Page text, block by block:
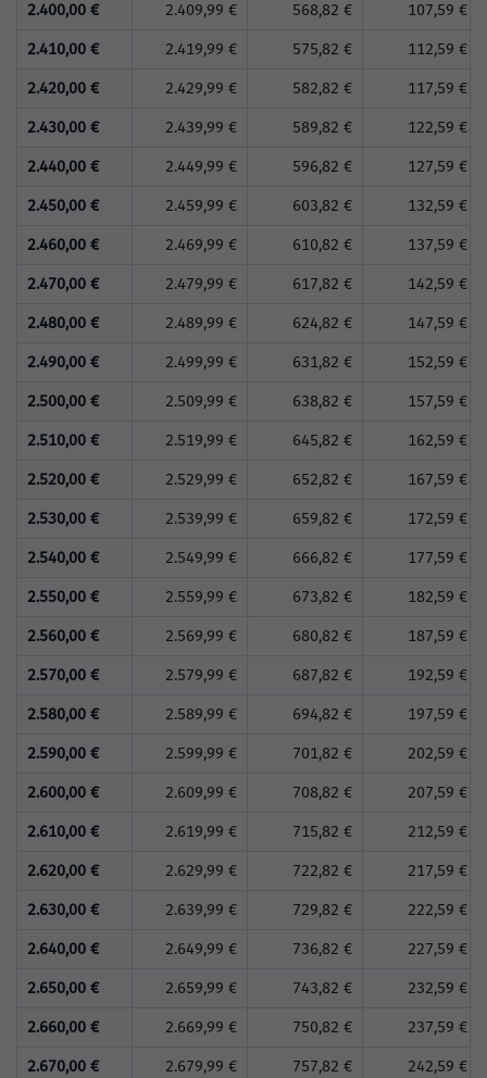
2.400,00 € 2.409,99 € 568,82 € 107,59 €
2.410,00 € 2.419,99 € 575,82 € 112,59 €
2.420,00 € 2.429,99 € 582,82 € 117,59 €
2.430,00 € 2.439,99 € 589,82 € 122,59 €
2.440,00 € 2.449,99 € 596,82 € 127,59 €
2.450,00 € 2.459,99 € 603,82 € 132,59 €
2.460,00 € 2.469,99 € 610,82 € 137,59 €
2.470,00 € 2.479,99 € 617,82 € 142,59 €
2.480,00 € 2.489,99 € 624,82 € 147,59 €
2.490,00 € 2.499,99 € 631,82 € 152,59 €
2.500,00 € 2.509,99 € 638,82 € 157,59 €
2.510,00 € 2.519,99 € 645,82 € 162,59 €
2.520,00 € 2.529,99 € 652,82 € 167,59 €
2.530,00 € 2.539,99 € 659,82 € 172,59 €
2.540,00 € 2.549,99 € 666,82 € 177,59 €
2.550,00 € 2.559,99 € 673,82 € 182,59 €
2.560,00 € 2.569,99 € 680,82 € 187,59 €
2.570,00 € 2.579,99 € 687,82 € 192,59 €
2.580,00 € 2.589,99 € 694,82 € 197,59 €
2.590,00 € 2.599,99 € 701,82 € 202,59 €
2.600,00 € 2.609,99 € 708,82 € 207,59 €
2.610,00 € 2.619,99 € 715,82 € 212,59 €
2.620,00 € 2.629,99 € 722,82 € 217,59 €
2.630,00 € 2.639,99 € 729,82 € 222,59 €
2.640,00 € 2.649,99 € 736,82 € 227,59 €
2.650,00 € 2.659,99 € 743,82 € 232,59 €
2.660,00 € 2.669,99 € 750,82 € 237,59 €
2.670,00 € 2.679,99 € 757,82 € 242,59 €